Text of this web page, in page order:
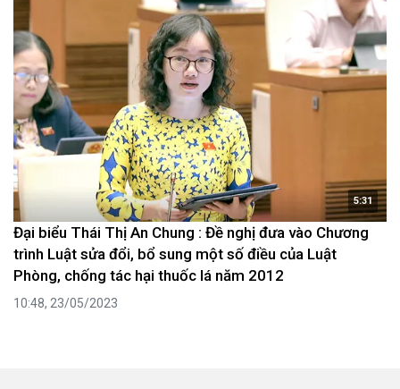
5:31
Đại biểu Thái Thị An Chung : Đề nghị đưa vào Chương
trình Luật sửa đổi, bổ sung một số điều của Luật
Phòng, chống tác hại thuốc lá năm 2012
10:48, 23/05/2023